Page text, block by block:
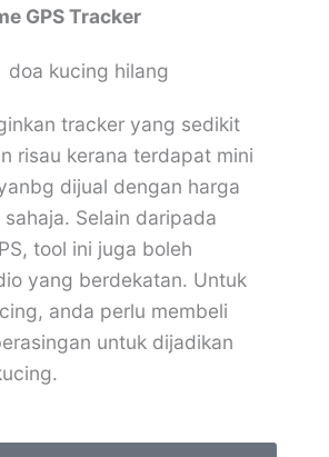
GPS Tracker
tracker yang sedikit
risau kerana terdapat mini
dijual dengan harga
sahaja. Selain daripada
tool ini juga boleh
yang berdekatan. Untuk
anda perlu membeli
untuk dijadikan